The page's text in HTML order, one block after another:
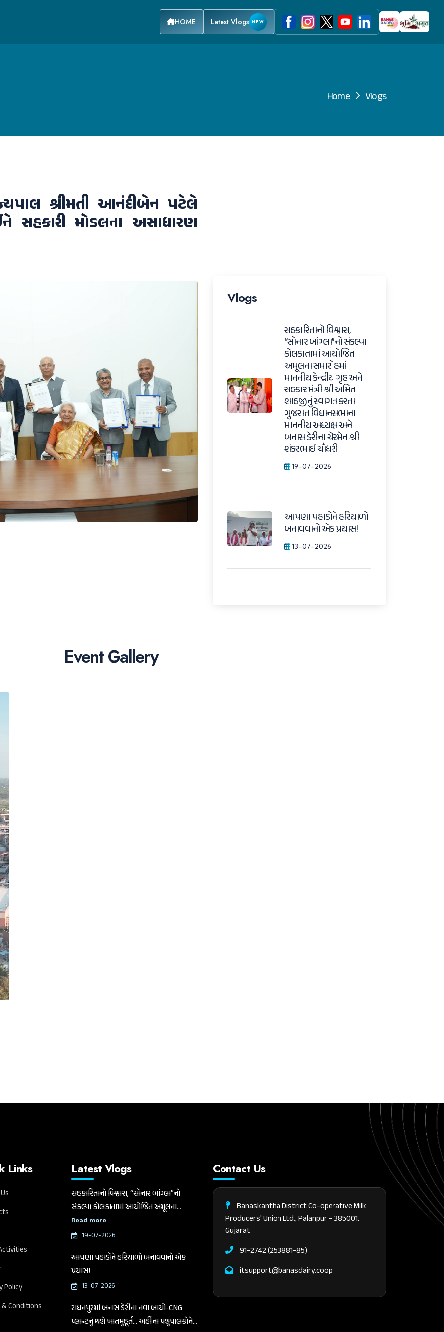
HOME Latest Vlogs NEW
Home Vlogs
શ્રીમતી આનંદીબેન પટેલે
સહકારી મોડલના અસાધારણ
Vlogs
સહકારિતાનો વિશ્વાસ,
“સોનાર બાંગ્લા”નો સંકલ્પ।
કોલકાતામાં આયોજિત
અમૂલના સમારોહમાં
માનનીય કેન્દ્રીય ગૃહ અને
સહકાર મંત્રી શ્રી અમિત
શાહજીનું સ્વાગત કરતા
ગુજરાત વિધાનસભાના
માનનીય અધ્યક્ષ અને
બનાસ ડેરીના ચેરમેન શ્રી
શંકરભાઈ ચૌધરી
19-07-2026
આપણા પહાડોને હરિયાળો
બનાવવાનો એક પ્રયાસ!
13-07-2026
Event Gallery
Links
Policy
Conditions
Latest Vlogs
સહકારિતાનો વિશ્વાસ, “સોનાર બાંગ્લા”નો
સંકલ્પ। કોલકાતામાં આયોજિત અમૂલના
સમારોહમાં માનનીય કેન્દ્રીય ગૃહ અને સહકાર
મંત્રી શ્રી અમિત શાહજીનું સ્વાગત કરતા ગુજરાત
ડેરીના ચેરમેન શ્રી શંકરભાઈ ચૌધરી
Read more
19-07-2026
આપણા પહાડોને હરિયાળો બનાવવાનો એક
પ્રયાસ!
13-07-2026
રાધનપુરમાં બનાસ ડેરીના નવા બાયો-CNG
પ્લાન્ટનું થશે ખાતમુહૂર્ત... અહીંના પશુપાલકોને
Contact Us
Banaskantha District Co-operative Milk
Producers' Union Ltd., Palanpur – 385001,
Gujarat
91-2742 (253881-85)
itsupport@banasdairy.coop